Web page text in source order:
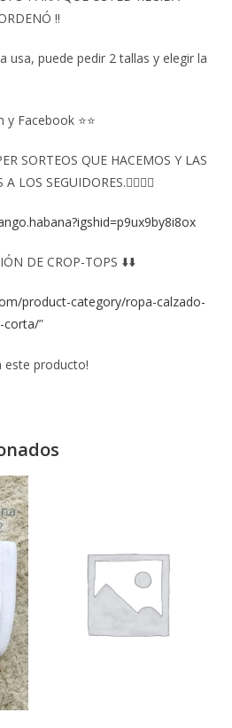
‼️
usa, puede pedir 2 tallas y elegir la
y Facebook ⭐⭐
SORTEOS QUE HACEMOS Y LAS
LOS SEGUIDORES.👇🏻👇🏻
DE CROP-TOPS ⬇️⬇️
product-category/ropa-calzado-
corta/”
este producto!